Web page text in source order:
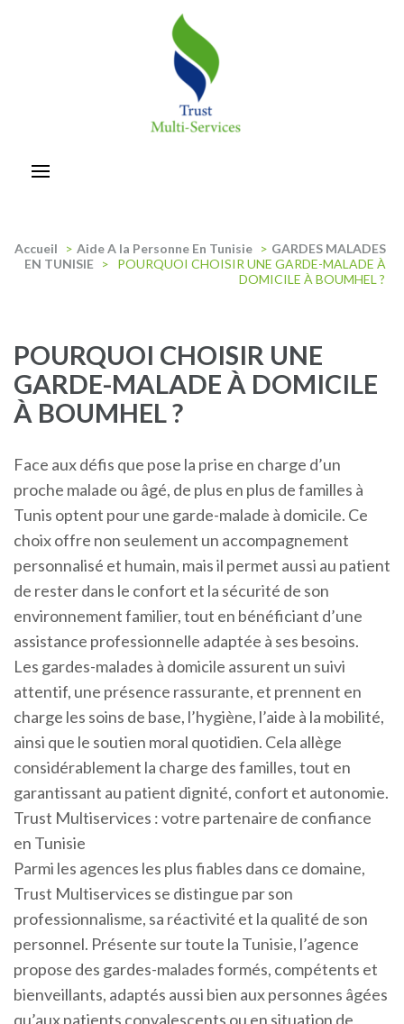
Accueil > Aide A la Personne En Tunisie > GARDES MALADES
EN TUNISIE >
POURQUOI CHOISIR UNE GARDE-MALADE À
DOMICILE À BOUMHEL ?
POURQUOI CHOISIR UNE
GARDE-MALADE À DOMICILE
À BOUMHEL ?
Face aux défis que pose la prise en charge d’un
proche malade ou âgé, de plus en plus de familles à
Tunis optent pour une garde-malade à domicile. Ce
choix offre non seulement un accompagnement
personnalisé et humain, mais il permet aussi au patient
de rester dans le confort et la sécurité de son
environnement familier, tout en bénéficiant d’une
assistance professionnelle adaptée à ses besoins.
Les gardes-malades à domicile assurent un suivi
attentif, une présence rassurante, et prennent en
charge les soins de base, l’hygiène, l’aide à la mobilité,
ainsi que le soutien moral quotidien. Cela allège
considérablement la charge des familles, tout en
garantissant au patient dignité, confort et autonomie.
Trust Multiservices : votre partenaire de confiance
en Tunisie
Parmi les agences les plus fiables dans ce domaine,
Trust Multiservices se distingue par son
professionnalisme, sa réactivité et la qualité de son
personnel. Présente sur toute la Tunisie, l’agence
propose des gardes-malades formés, compétents et
bienveillants, adaptés aussi bien aux personnes âgées
qu’aux patients convalescents ou en situation de